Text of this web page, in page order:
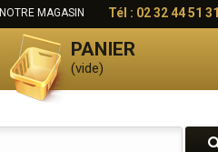
NOTRE MAGASIN Tél : 02 32 44 51 31
PANIER
(vide)